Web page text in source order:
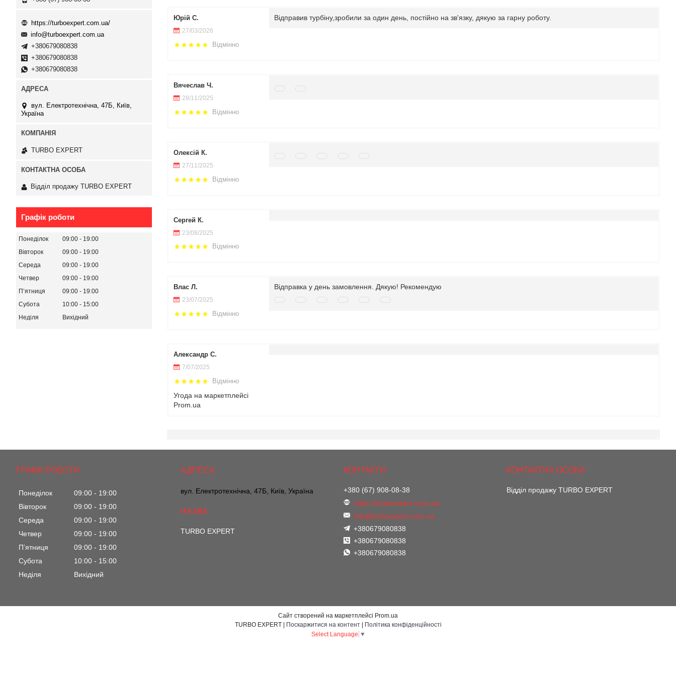
Юрій С.
27/03/2026
Відмінно
Відправив турбіну,зробили за один день, постійно на зв'язку, дякую за гарну роботу.
Вячеслав Ч.
28/11/2025
Відмінно
Олексій К.
27/11/2025
Відмінно
Сергей К.
23/08/2025
Відмінно
Влас Л.
23/07/2025
Відмінно
Відправка у день замовлення. Дякую! Рекомендую
Александр С.
7/07/2025
Відмінно
Угода на маркетплейсі
Prom.ua
https://turboexpert.com.ua/
info@turboexpert.com.ua
+380679080838
+380679080838
+380679080838
вул. Електротехнічна, 47Б, Київ,
Україна
TURBO EXPERT
Відділ продажу TURBO EXPERT
Графік роботи
Понеділок 09:00
19:00
Вівторок
09:00
19:00
Середа
09:00
19:00
Четвер
09:00
19:00
Пʼятниця
09:00
19:00
Субота
10:00
15:00
Неділя
Вихідний
ГРАФІК РОБОТИ
Понеділок 09:00
19:00
Вівторок
09:00
19:00
Середа
09:00
19:00
Четвер
09:00
19:00
Пʼятниця
09:00
19:00
Субота
10:00
15:00
Неділя
Вихідний
вул. Електротехнічна, 47Б, Київ, Україна
TURBO EXPERT
+380 (67) 908-08-38
https://turboexpert.com.ua/
info@turboexpert.com.ua
+380679080838
+380679080838
+380679080838
Відділ продажу TURBO EXPERT
Сайт створений на маркетплейсі Prom.ua
Поскаржитися на контент
Політика конфіденційності
Select Language ▼